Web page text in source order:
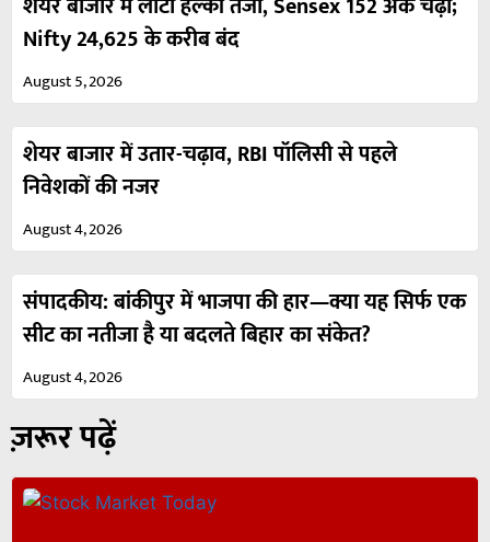
Nifty 24,625 के करीब बंद
August 5, 2026
शेयर बाजार में उतार-चढ़ाव, RBI पॉलिसी से पहले
निवेशकों की नजर
August 4, 2026
संपादकीय: बांकीपुर में भाजपा की हार—क्या यह सिर्फ एक
सीट का नतीजा है या बदलते बिहार का संकेत?
August 4, 2026
ज़रूर पढ़ें